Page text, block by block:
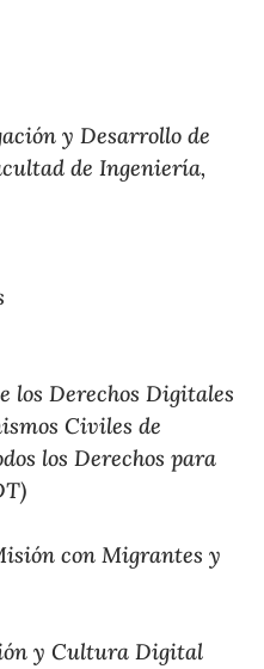
y Desarrollo de
de Ingeniería,
los Derechos Digitales
Civiles de
los Derechos para
con Migrantes y
y Cultura Digital